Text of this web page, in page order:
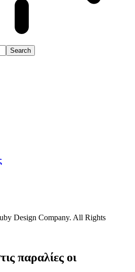
Design Company. All Rights
παραλίες οι